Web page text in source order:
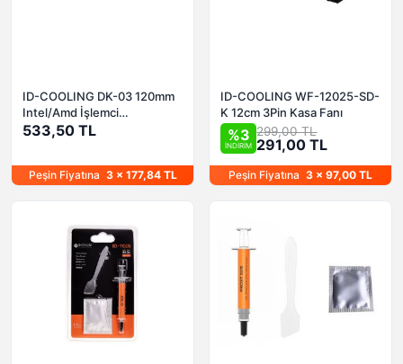
ID-COOLING DK-03 120mm
Intel/Amd İşlemci
soğutucusu
533,50 TL
Peşin Fiyatına 3 x 177,84 TL
ID-COOLING WF-12025-SD-
K 12cm 3Pin Kasa Fanı
%3
İNDİRİM
299,00 TL
291,00 TL
Peşin Fiyatına 3 x 97,00 TL